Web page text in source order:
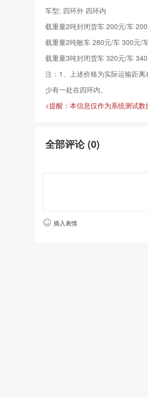
车型; 四环外 四环内
载重量2吨封闭货车 200元/车
载重量2吨敞车 280元/车 300元/
载重量3吨封闭货车 320元/车
注：1、上述价格为实际运输距
少有一处在四环内。
<提醒：本信息仅作为系统测试
全部评论 (0)
插入表情